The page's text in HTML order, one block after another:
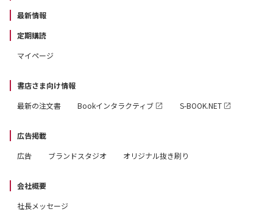
最新情報
定期購読
マイページ
書店さま向け情報
最新の注文書
Bookインタラクティブ S-BOOK.NET
広告掲載
広告
ブランドスタジオ オリジナル抜き刷り
会社概要
社長メッセージ